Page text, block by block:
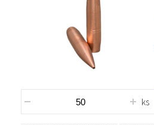
ks